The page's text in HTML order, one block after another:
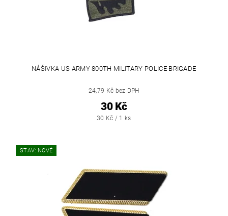
NÁŠIVKA US ARMY 800TH MILITARY POLICE BRIGADE
24,79 Kč bez DPH
30 Kč
30 Kč / 1 ks
STAV: NOVÉ